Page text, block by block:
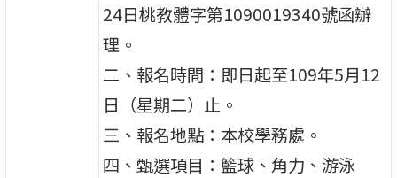
24日桃教體字第1090019340號函辦
理。
二、報名時間：即日起至109年5月12
日（星期二）止。
三、報名地點：本校學務處。
四、甄選項目：籃球、角力、游泳